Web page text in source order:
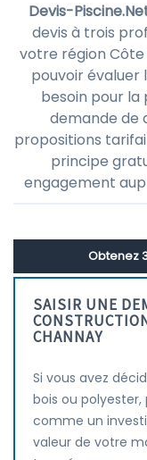
Devis-
devis à trois
votre région
pouvoir évaluer
besoin pour la
demande de
propositions
principe
engagement
Obtenez
SAISIR UNE
CHANNAY
Si vous avez
bois ou
comme un
valeur de votre